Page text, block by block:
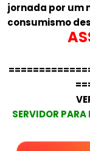
jornada por um
consumismo
SERVIDOR